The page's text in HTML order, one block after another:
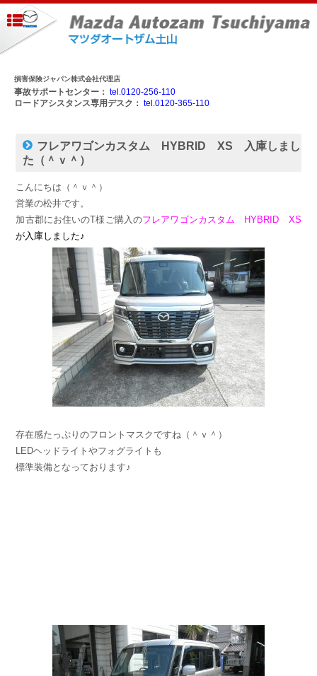
損害保険ジャパン株式会社代理店
事故サポートセンター： tel.0120-256-110
ロードアシスタンス専用デスク： tel.0120-365-110
フレアワゴンカスタム HYBRID XS 入庫しまし
た（＾ｖ＾）
こんにちは（＾ｖ＾）
営業の松井です。
加古郡にお住いのT様ご購入のフレアワゴンカスタム HYBRID XS
が入庫しました♪
存在感たっぷりのフロントマスクですね（＾ｖ＾）
LEDヘッドライトやフォグライトも
標準装備となっております♪